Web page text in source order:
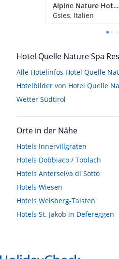
Alpine Nature Hotel Stoll
Gsies, Italien
Hotel Quelle Nature Spa
Alle Hotelinfos Hotel Quelle
Hotelbilder von Hotel Quelle
Wetter Südtirol
Orte in der Nähe
Hotels Innervillgraten
Hotels Dobbiaco / Toblach
Hotels Anterselva di Sotto
Hotels Wiesen
Hotels Welsberg-Taisten
Hotels St. Jakob in Defereggen